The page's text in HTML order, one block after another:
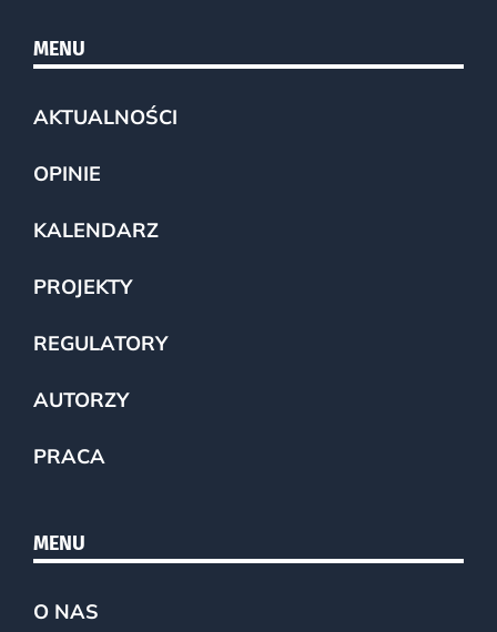
MENU
AKTUALNOŚCI
OPINIE
KALENDARZ
PROJEKTY
REGULATORY
AUTORZY
PRACA
MENU
O NAS